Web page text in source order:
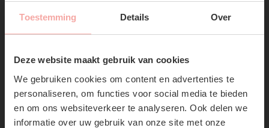
Toestemming Details Over
Deze website maakt gebruik van cookies
We gebruiken cookies om content en advertenties te
personaliseren, om functies voor social media te bieden
en om ons websiteverkeer te analyseren. Ook delen we
informatie over uw gebruik van onze site met onze
SUBSCRIBE NOW & GET
10% OFF YOUR FIRST
ORDER!
Don't miss out on our trendy new drops or exclusive